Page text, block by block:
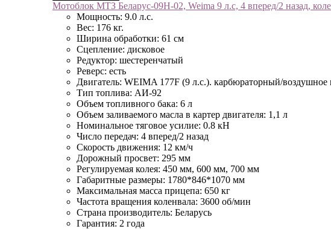
Мотоблок МТЗ Беларус-09Н-02, Weima 9 л.с, 4 вперед/2 назад,
Мощность: 9.0 л.с.
Вес: 176 кг.
Ширина обработки: 61 см
Сцепление: дисковое
Редуктор: шестеренчатый
Реверс: есть
Двигатель: WEIMA 177F (9 л.с.). карбюраторный/воздушное
Тип топлива: АИ-92
Объем топливного бака: 6 л
Объем заливаемого масла в картер двигателя: 1,1 л
Номинальное тяговое усилие: 0.8 кН
Число передач: 4 вперед/2 назад
Скорость движения: 12 км/ч
Дорожный просвет: 295 мм
Регулируемая колея: 450 мм, 600 мм, 700 мм
Габаритные размеры: 1780*846*1070 мм
Максимальная масса прицепа: 650 кг
Частота вращения коленвала: 3600 об/мин
Страна производитель: Беларусь
Гарантия: 2 года